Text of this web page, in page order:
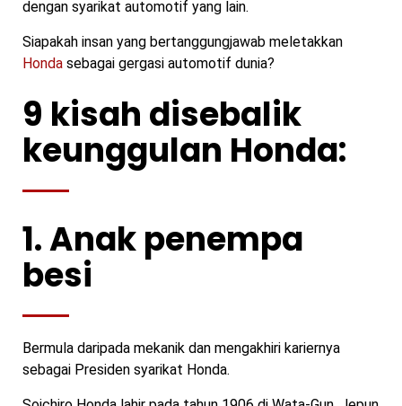
dengan syarikat automotif yang lain.
Siapakah insan yang bertanggungjawab meletakkan
Honda sebagai gergasi automotif dunia?
9 kisah disebalik
keunggulan Honda:
1. Anak penempa
besi
Bermula daripada mekanik dan mengakhiri kariernya
sebagai Presiden syarikat Honda.